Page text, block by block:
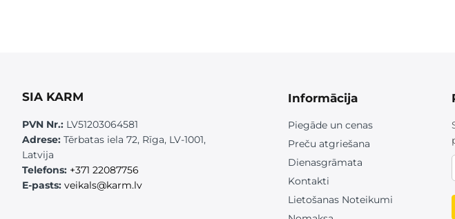
SIA KARM
PVN Nr.:LV51203064581
Adrese:Tērbatas iela 72, Rīga, LV-1001,
Latvija
Telefons: +371 22087756
E-pasts: veikals@karm.lv
Informācija
Piegāde un cenas
Preču atgriešana
Dienasgrāmata
Kontakti
Lietošanas Noteikumi